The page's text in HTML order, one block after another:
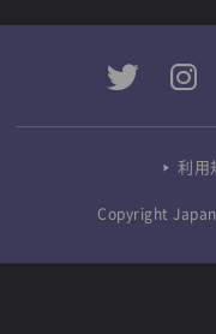
利用
Copyright